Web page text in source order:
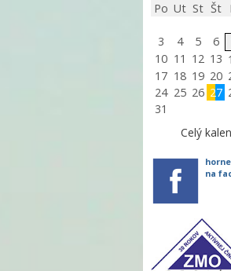
Po Ut St Št
3
4 5 6
10 11 12 13
17 18 19 20
24 25 26 27
31
Celý
na